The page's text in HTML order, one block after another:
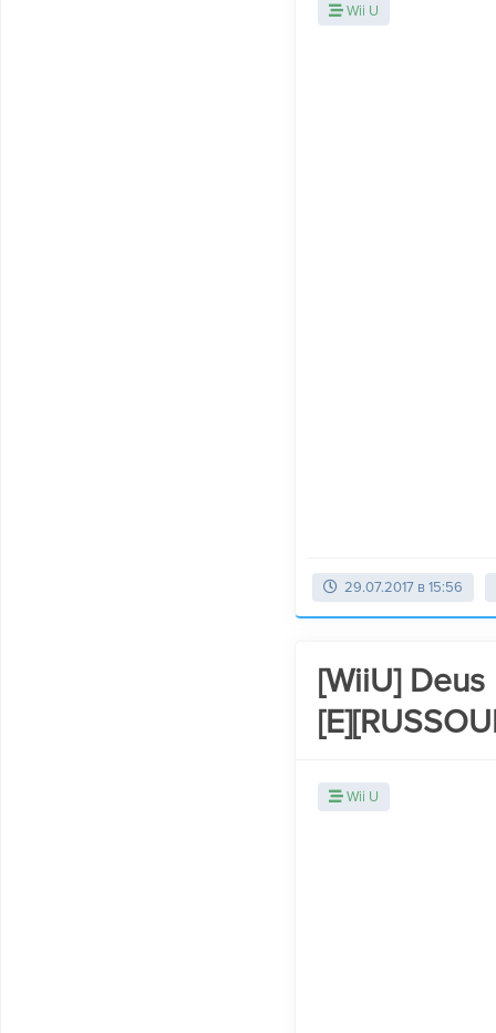
Wii U
29.07.2017 в 15:56
[WiiU]
Wii U